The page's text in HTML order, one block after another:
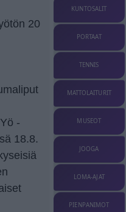
20
-
18.8.
KUNTOSALIT
PORTAAT
TENNIS
MATTOLAITURIT
MUSEOT
JOOGA
LOMA-AJAT
PIENPANIMOT